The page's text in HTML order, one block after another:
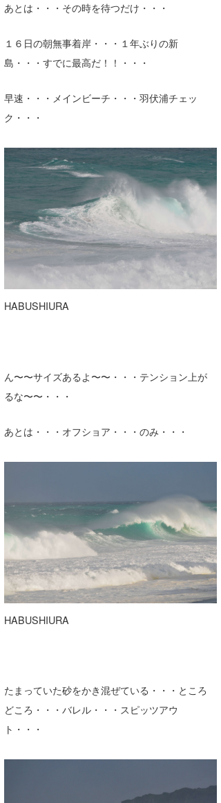
あとは・・・その時を待つだけ・・・
１６日の朝無事着岸・・・１年ぶりの新
島・・・すでに最高だ！！・・・
早速・・・メインビーチ・・・羽伏浦チェッ
ク・・・
HABUSHIURA
ん〜〜サイズあるよ〜〜・・・テンション上が
るな〜〜・・・
あとは・・・オフショア・・・のみ・・・
HABUSHIURA
たまっていた砂をかき混ぜている・・・ところ
どころ・・・バレル・・・スピッツアウ
ト・・・
熊谷素子
植村未来
NOBUFUKU
大野”MAR”修聖
喜納海人
G◎Da
KID
KY
MIN
mitz
OYZ
S.K
Soulman
YUKI☆
小川予報士
上田純子
上條将美
米山予報士
wanda